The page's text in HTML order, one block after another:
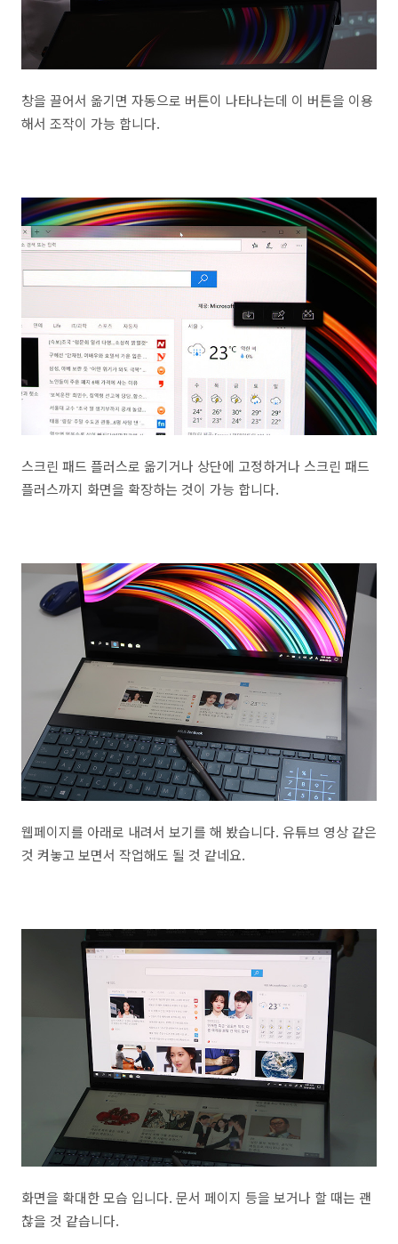
창을 끌어서 옮기면 자동으로 버튼이 나타나는데 이 버튼을 이용
해서 조작이 가능 합니다.
스크린 패드 플러스로 옮기거나 상단에 고정하거나 스크린 패드
플러스까지 화면을 확장하는 것이 가능 합니다.
웹페이지를 아래로 내려서 보기를 해 봤습니다. 유튜브 영상 같은
것 켜놓고 보면서 작업해도 될 것 같네요.
화면을 확대한 모습 입니다. 문서 페이지 등을 보거나 할 때는 괜
찮을 것 같습니다.